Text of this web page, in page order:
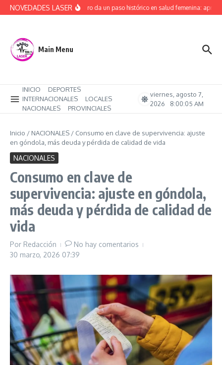
Saltar al contenido
NOVEDADES LASERRío Negro da un paso histórico en salud femenina:
Main Menu
INICIO
DEPORTES
INTERNACIONALES
LOCALES
NACIONALES
PROVINCIALES
viernes, agosto 7,
2026
8:00:06 AM
Inicio / NACIONALES / Consumo en clave de supervivencia: ajuste
en góndola, más deuda y pérdida de calidad de vida
NACIONALES
Consumo en clave de
supervivencia: ajuste en góndola,
más deuda y pérdida de calidad de
vida
Por Redacción
No hay comentarios
30 marzo, 2026 07:39